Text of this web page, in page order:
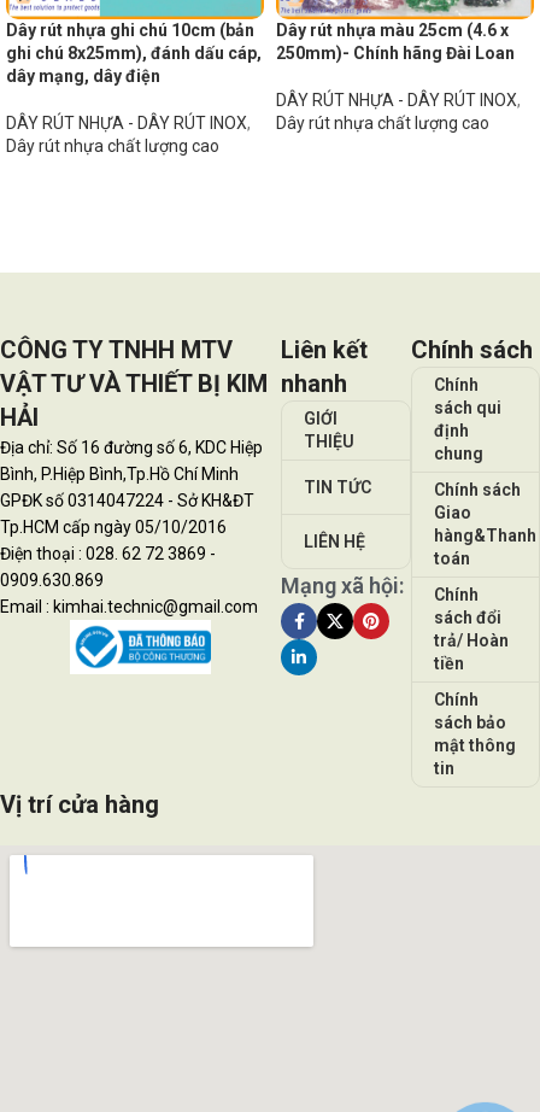
Dây rút nhựa ghi chú 10cm (bản
ghi chú 8x25mm), đánh dấu cáp,
dây mạng, dây điện
DÂY RÚT NHỰA - DÂY RÚT INOX,
Dây rút nhựa chất lượng cao
Dây rút nhựa màu 25cm (4.6 x
250mm)- Chính hãng Đài Loan
DÂY RÚT NHỰA - DÂY RÚT INOX,
Dây rút nhựa chất lượng cao
CÔNG TY TNHH MTV
VẬT TƯ VÀ THIẾT BỊ KIM
HẢI
Địa chỉ: Số 16 đường số 6, KDC Hiệp
Bình, P.Hiệp Bình,Tp.Hồ Chí Minh
GPĐK số 0314047224 - Sở KH&ĐT
Tp.HCM cấp ngày 05/10/2016
Điện thoại : 028. 62 72 3869 -
0909.630.869
Email : kimhai.technic@gmail.com
Liên kết
nhanh
GIỚI
THIỆU
TIN TỨC
LIÊN HỆ
Mạng xã hội:
Chính sách
Chính
sách qui
định
chung
Chính sách
Giao
hàng&Thanh
toán
Chính
sách đổi
trả/ Hoàn
tiền
Chính
sách bảo
mật thông
tin
Vị trí cửa hàng